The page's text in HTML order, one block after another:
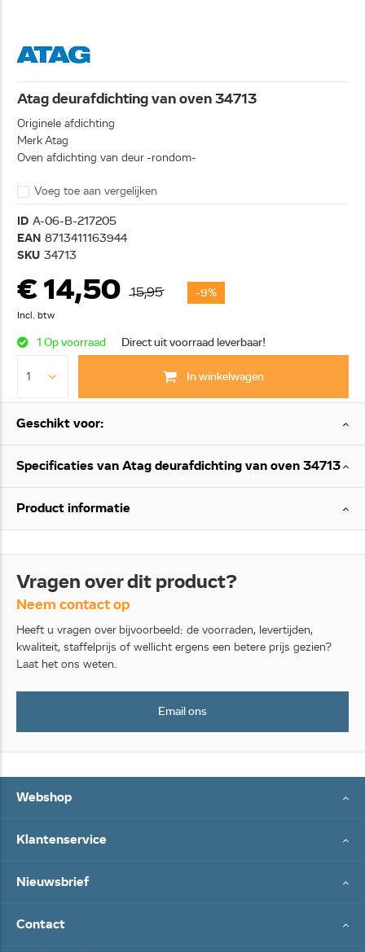
Atag deurafdichting van oven 34713
Originele afdichting
Merk Atag
Oven afdichting van deur -rondom-
Voeg toe aan vergelijken
ID A-06-B-217205
EAN 8713411163944
SKU 34713
€ 14,50 15,95 -9%
Incl. btw
1 Op voorraad Direct uit voorraad leverbaar!
In winkelwagen
Geschikt voor:
Specificaties van Atag deurafdichting van oven 34713
Product informatie
Vragen over dit product?
Neem contact op
Heeft u vragen over bijvoorbeeld: de voorraden, levertijden,
kwaliteit, staffelprijs of wellicht ergens een betere prijs gezien?
Laat het ons weten.
Email ons
Webshop
Klantenservice
Nieuwsbrief
Contact